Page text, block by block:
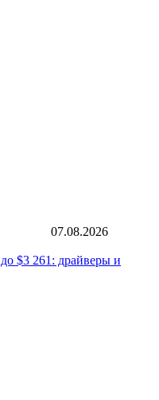
07.08.2026
$3 261: драйверы и